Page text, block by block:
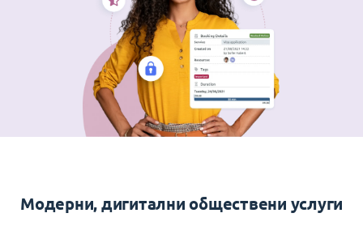
Модерни, дигитални обществени услуги